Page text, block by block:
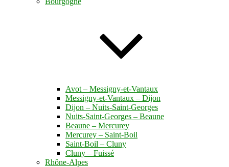
Avot – Messigny-et-Vantaux
Messigny-et-Vantaux – Dijon
Dijon – Nuits-Saint-Georges
Nuits-Saint-Georges – Beaune
Beaune – Mercurey
Mercurey – Saint-Boil
Saint-Boil – Cluny
Cluny – Fuissé
Rhône-Alpes